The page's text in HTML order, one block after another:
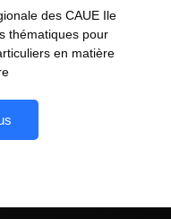
des CAUE Ile
thématiques pour
en matière